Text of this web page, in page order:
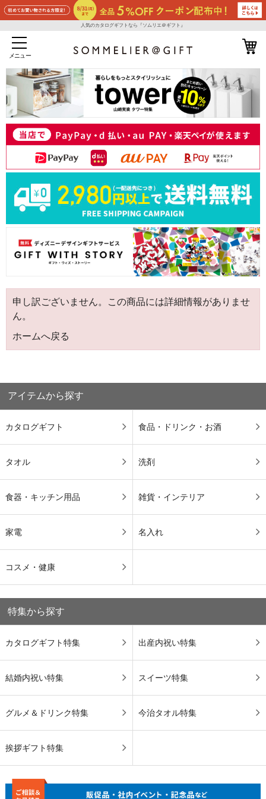
人気のカタログギフトなら『ソムリエ＠ギフト』
メニュー
申し訳ございません。この商品には詳細情報がありませ
ん。
ホームへ戻る
アイテムから探す
カタログギフト 食品・ドリンク・お酒
タオル 洗剤
食器・キッチン用品 雑貨・インテリア
家電 名入れ
コスメ・健康
特集から探す
カタログギフト特集 出産内祝い特集
結婚内祝い特集 スイーツ特集
グルメ＆ドリンク特集 今治タオル特集
挨拶ギフト特集